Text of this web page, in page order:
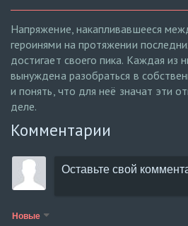
Напряжение, накапливавшееся
героинями на протяжении
достигает своего пика. Каждая из
вынуждена разобраться в
и понять, что для неё значат эти
деле.
Комментарии
Новые